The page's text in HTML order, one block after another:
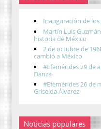
Inauguración de
Martín Luis
historia de México
2 de octubre de
cambió a México
#Efemérides 29 de
Danza
#Efemérides 26 de
Griselda Álvarez
Noticias populares